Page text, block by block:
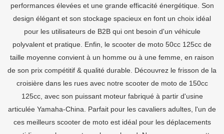
performances élevées et une grande efficacité énergétique. Son
design élégant et son stockage spacieux en font un choix idéal
pour les utilisateurs de B2B qui ont besoin d'un véhicule
polyvalent et pratique. Enfin, le scooter de moto 50cc 125cc de
taille moyenne convient à un homme ou à une femme, en raison
de son prix compétitif & qualité durable. Découvrez le frisson de la
croisière dans les rues avec notre scooter de moto de 150cc
125cc, avec son puissant moteur fabriqué à partir d'usine
articulée Yamaha-China. Parfait pour les cavaliers adultes, l'un de
ces meilleurs scooter de moto est idéal pour les déplacements